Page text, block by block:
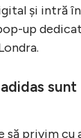
și intră
up
sunt
să privim cu